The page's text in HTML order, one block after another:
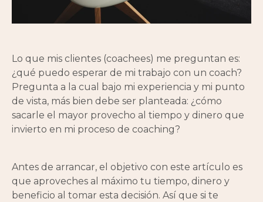
Lo que mis clientes (coachees) me preguntan es:
¿qué puedo esperar de mi trabajo con un coach?
Pregunta a la cual bajo mi experiencia y mi punto
de vista, más bien debe ser planteada: ¿cómo
sacarle el mayor provecho al tiempo y dinero que
invierto en mi proceso de coaching?
Antes de arrancar, el objetivo con este artículo es
que aproveches al máximo tu tiempo, dinero y
beneficio al tomar esta decisión. Así que si te